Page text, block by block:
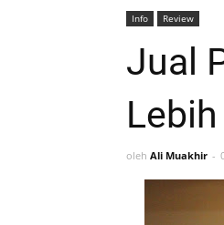
Info Review
Jual
oleh Ali Muakhir